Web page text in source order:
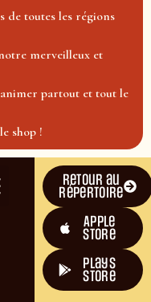
de toutes les régions
merveilleux et
partout et tout le
shop !
Retour au
répertoire
Apple
Store
plays
store